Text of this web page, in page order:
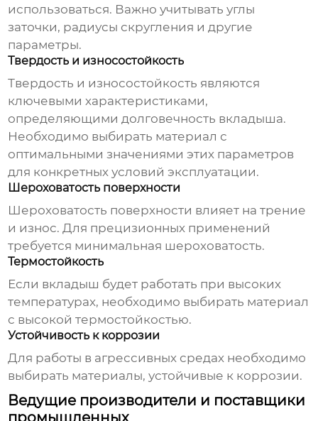
использоваться. Важно учитывать углы
заточки, радиусы скругления и другие
параметры.
Твердость и износостойкость
Твердость и износостойкость являются
ключевыми характеристиками,
определяющими долговечность вкладыша.
Необходимо выбирать материал с
оптимальными значениями этих параметров
для конкретных условий эксплуатации.
Шероховатость поверхности
Шероховатость поверхности влияет на трение
и износ. Для прецизионных применений
требуется минимальная шероховатость.
Термостойкость
Если вкладыш будет работать при высоких
температурах, необходимо выбирать материал
с высокой термостойкостью.
Устойчивость к коррозии
Для работы в агрессивных средах необходимо
выбирать материалы, устойчивые к коррозии.
Ведущие производители и поставщики